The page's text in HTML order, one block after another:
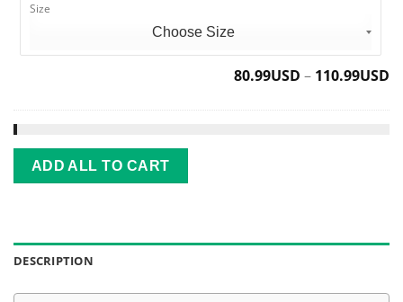
thiện
Size
80.99USD – 110.99USD
ADD ALL TO CART
DESCRIPTION